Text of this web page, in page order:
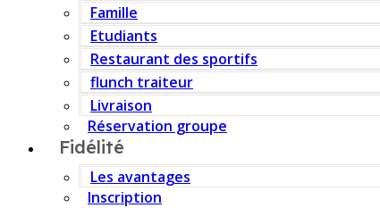
Famille
Etudiants
Restaurant des sportifs
flunch traiteur
Livraison
Réservation groupe
Fidélité
Les avantages
Inscription